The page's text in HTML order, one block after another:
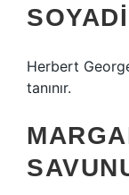
Herbert
tanınır.